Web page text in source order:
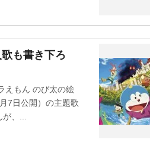
も書き下ろ
えもん のび太の絵
7日公開）の主題歌
が、...